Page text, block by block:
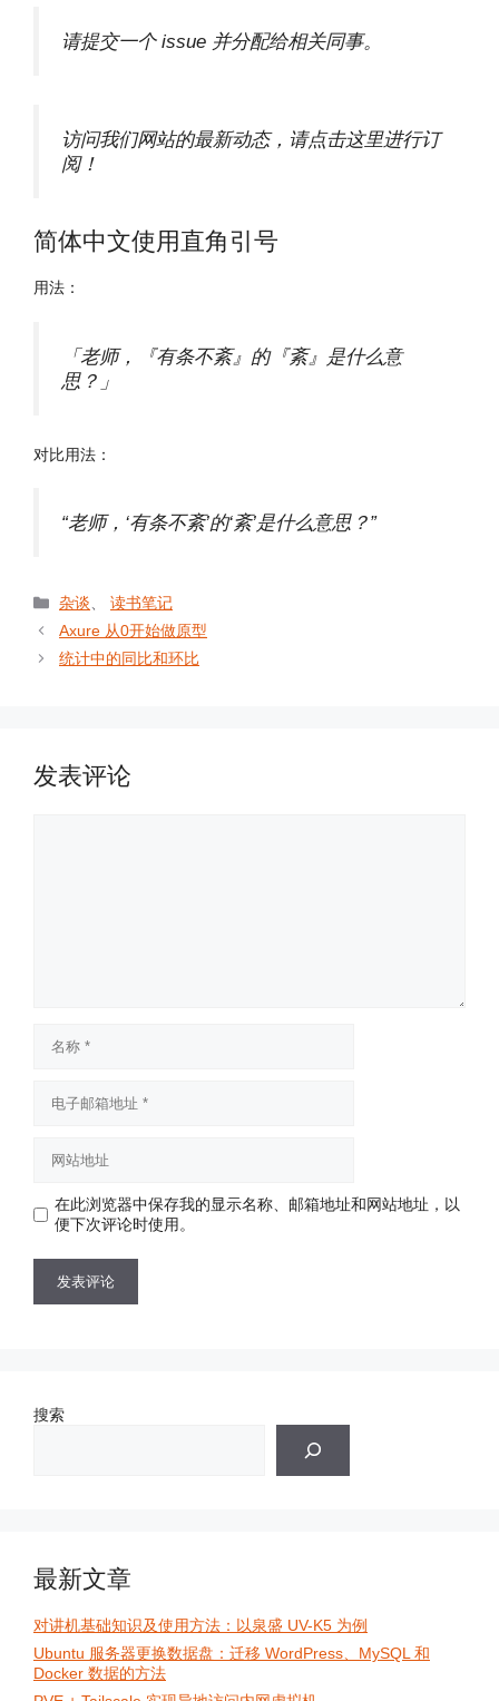
请提交一个 issue 并分配给相关同事。
访问我们网站的最新动态，请点击这里进行订
阅！
简体中文使用直角引号
用法：
「老师，『有条不紊』的『紊』是什么意
思？」
对比用法：
“老师，‘有条不紊’的‘紊’是什么意思？”
分
类
杂谈 、读书笔记
Axure 从0开始做原型
统计中的同比和环比
发表评论
址 在此浏览器中保存我的显示名称、邮箱地址和网站地址，以
便下次评论时使用。
搜索
最新文章
对讲机基础知识及使用方法：以泉盛 UV-K5 为例
Ubuntu 服务器更换数据盘：迁移 WordPress、MySQL 和
Docker 数据的方法